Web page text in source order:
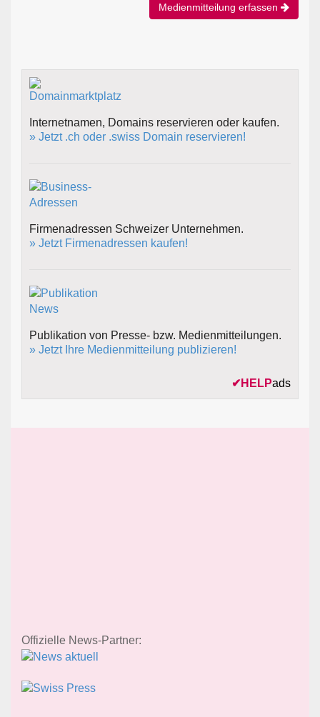
Medienmitteilung erfassen
Internetnamen, Domains reservieren oder kaufen.
» Jetzt .ch oder .swiss Domain reservieren!
Firmenadressen Schweizer Unternehmen.
» Jetzt Firmenadressen kaufen!
Publikation von Presse- bzw. Medienmitteilungen.
» Jetzt Ihre Medienmitteilung publizieren!
✔ HELPads
Offizielle News-Partner: